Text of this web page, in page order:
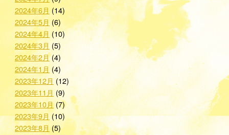
2024年6月(14)
2024年5月(6)
2024年4月 (10)
2024年3月 (5)
2024年2月(4)
2024年1月 (4)
2023年12月 (12)
2023年11月 (9)
2023年10月(7)
2023年9月(10)
2023年8月(5)